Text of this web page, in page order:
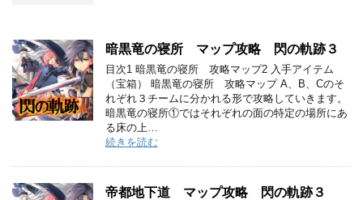
暗黒竜の寝所 マップ攻略 閃の軌跡３
目次1 暗黒竜の寝所 攻略マップ2 入手アイテム
（宝箱） 暗黒竜の寝所 攻略マップ A、B、Cのそ
れぞれ３チームに分かれる形で攻略していきます。
暗黒竜の寝所①ではそれぞれの面の特定の場所にあ
る床の上…
続きを読む
帝都地下道 マップ攻略 閃の軌跡３